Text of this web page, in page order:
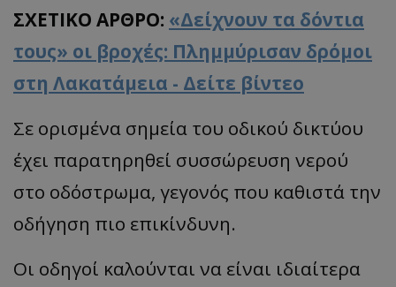
ΣΧΕΤΙΚΟ ΑΡΘΡΟ: «Δείχνουν τα δόντια
τους» οι βροχές: Πλημμύρισαν δρόμοι
στη Λακατάμεια - Δείτε βίντεο
Σε ορισμένα σημεία του οδικού δικτύου
έχει παρατηρηθεί συσσώρευση νερού
στο οδόστρωμα, γεγονός που καθιστά την
οδήγηση πιο επικίνδυνη.
Οι οδηγοί καλούνται να είναι ιδιαίτερα